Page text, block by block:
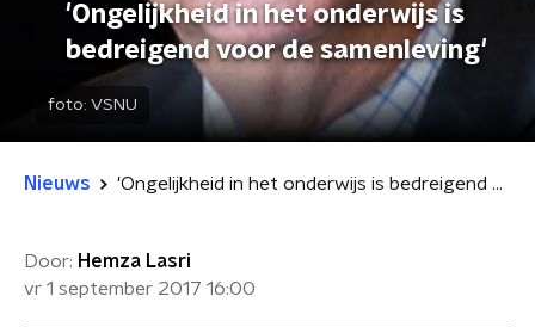
'Ongelijkheid in het onderwijs is
bedreigend voor de samenleving'
foto: VSNU
Nieuws 'Ongelijkheid in het onderwijs is bedreigend voor de samenleving'
Door: Hemza Lasri
vr 1 september 2017 16:00